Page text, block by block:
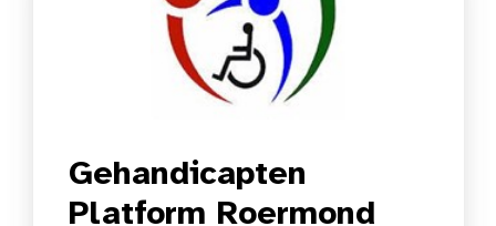
Gehandicapten
Platform Roermond